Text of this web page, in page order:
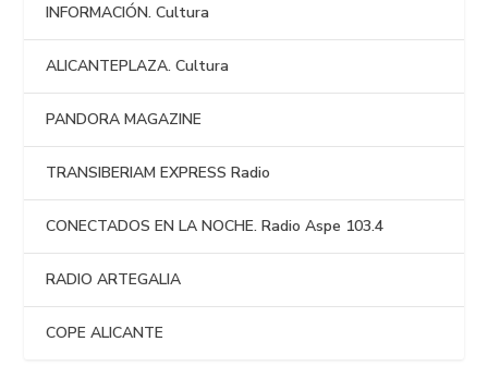
INFORMACIÓN. Cultura
ALICANTEPLAZA. Cultura
PANDORA MAGAZINE
TRANSIBERIAM EXPRESS Radio
CONECTADOS EN LA NOCHE. Radio Aspe 103.4
RADIO ARTEGALIA
COPE ALICANTE